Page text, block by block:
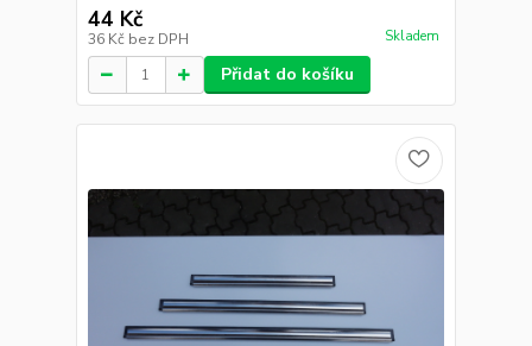
44 Kč
36 Kč bez DPH Skladem
Přidat do košíku